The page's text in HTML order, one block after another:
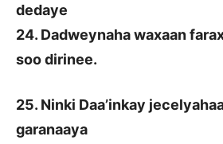
dedaye
24. Dadweynaha waxaan
soo dirinee.
25. Ninki Daa’inkay
garanaaya